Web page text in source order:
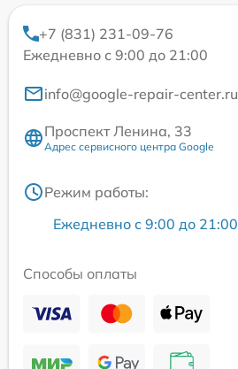
+7 (831) 231-09-76
Ежедневно с 9:00 до 21:00
info@google-repair-center.ru
Проспект Ленина, 33
Адрес сервисного центра Google
Режим работы:
Ежедневно с 9:00 до 21:00
Способы оплаты